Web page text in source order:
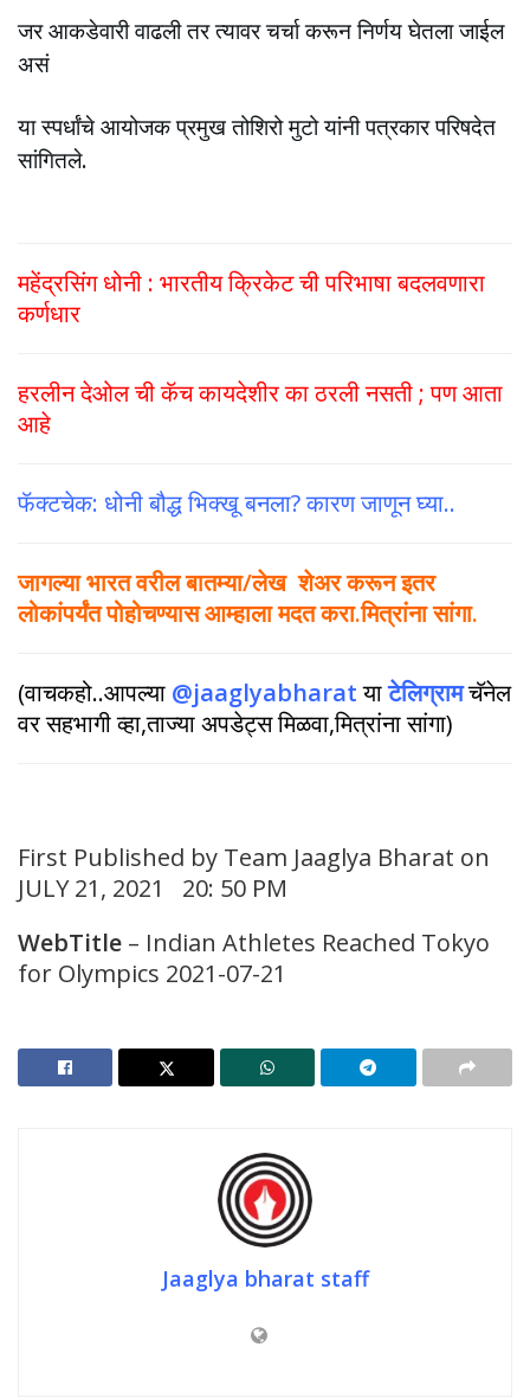
जर आकडेवारी वाढली तर त्यावर चर्चा करून निर्णय घेतला जाईल
असं
या स्पर्धांचे आयोजक प्रमुख तोशिरो मुटो यांनी पत्रकार परिषदेत
सांगितले.
महेंद्रसिंग धोनी : भारतीय क्रिकेट ची परिभाषा बदलवणारा
कर्णधार
हरलीन देओल ची कॅच कायदेशीर का ठरली नसती ; पण आता
आहे
फॅक्टचेक: धोनी बौद्ध भिक्खू बनला? कारण जाणून घ्या..
जागल्या भारत वरील बातम्या/लेख शेअर करून इतर
लोकांपर्यंत पोहोचण्यास आम्हाला मदत करा.मित्रांना सांगा.
(वाचकहो..आपल्या @jaaglyabharat याटेलिग्रामचॅनेल
वर सहभागी व्हा,ताज्या अपडेट्स मिळवा,मित्रांना सांगा)
First Published by Team Jaaglya Bharat on
JULY 21, 2021 20: 50 PM
WebTitle – Indian Athletes Reached Tokyo
for Olympics 2021-07-21
Jaaglya bharat staff